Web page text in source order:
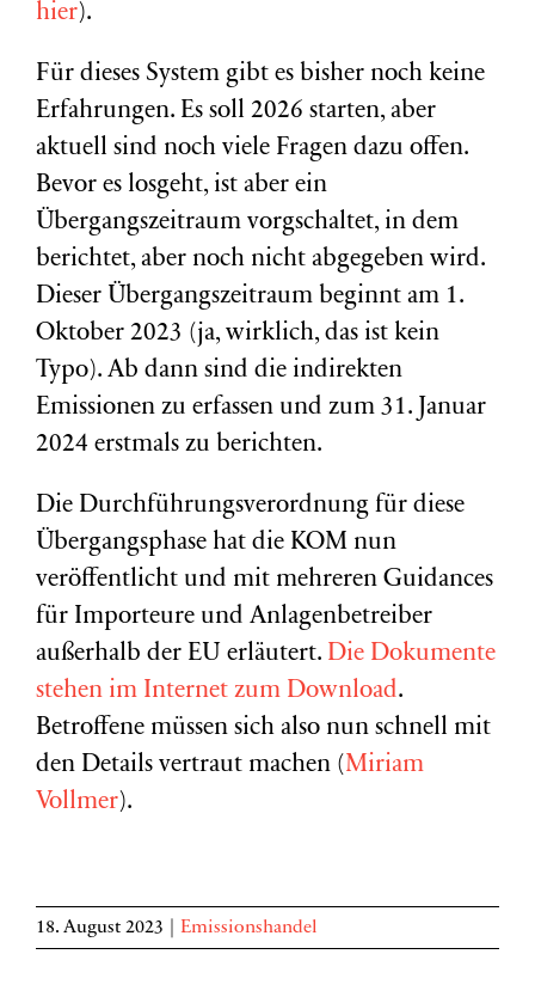
hier).
Für dieses System gibt es bisher noch keine
Erfahrungen. Es soll 2026 starten, aber
aktuell sind noch viele Fragen dazu offen.
Bevor es losgeht, ist aber ein
Übergangszeitraum vorgschaltet, in dem
berichtet, aber noch nicht abgegeben wird.
Dieser Übergangszeitraum beginnt am 1.
Oktober 2023 (ja, wirklich, das ist kein
Typo). Ab dann sind die indirekten
Emissionen zu erfassen und zum 31. Januar
2024 erstmals zu berichten.
Die Durchführungsverordnung für diese
Übergangsphase hat die KOM nun
veröffentlicht und mit mehreren Guidances
für Importeure und Anlagenbetreiber
außerhalb der EU erläutert. Die Dokumente
stehen im Internet zum Download.
Betroffene müssen sich also nun schnell mit
den Details vertraut machen (Miriam
Vollmer).
18. August 2023 Emissionshandel